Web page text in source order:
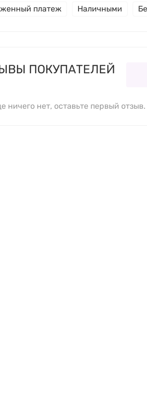
платеж Наличными
ПОКУПАТЕЛЕЙ
ничего нет, оставьте первый отзыв.